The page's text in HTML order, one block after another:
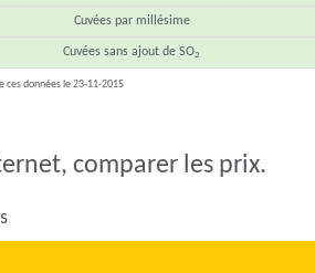
Cuvées par millésime
Cuvées sans ajout de SO2
ces données le 23-11-2015
comparer les prix.